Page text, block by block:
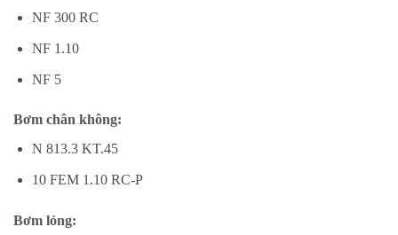
NF 300 RC
NF 1.10
NF 5
Bơm chân không:
N 813.3 KT.45
10 FEM 1.10 RC-P
Bơm lỏng: